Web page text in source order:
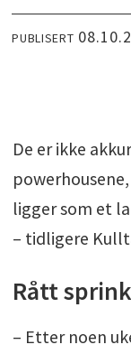
PUBLISERT
De er ikke
ligger som et
– tidligere
Rått
– Etter noen